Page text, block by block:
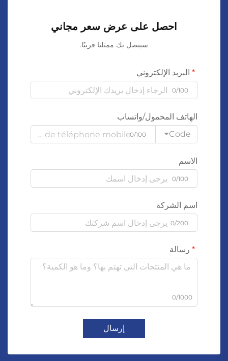
احصل على عرض سعر مجاني
سيتصل بك ممثلنا قريبًا.
البريد الإلكتروني
0/100
الهاتف المحمول/واتساب
Code
0/100
الاسم
0/100
اسم الشركة
0/200
رسالة
0/1000
إرسال